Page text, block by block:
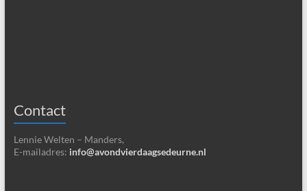
Contact
Lennie Welten – Manders,
E-mailadres: info@avondvierdaagsedeurne.nl